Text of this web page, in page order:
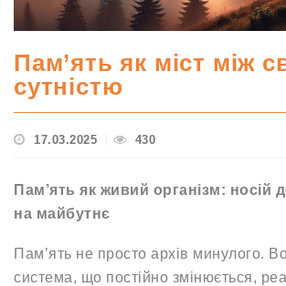
Пам’ять як міст між
сутністю
17.03.2025 430
Пам’ять як живий організм: носій
на майбутнє
Пам’ять не просто архів минулого.
система, що постійно змінюється,